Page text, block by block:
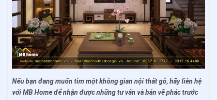
Nếu bạn đang muốn tìm một không gian nội thất gỗ, hãy liên hệ
với MB Home để nhận được những tư vấn và bản vẽ phác trước